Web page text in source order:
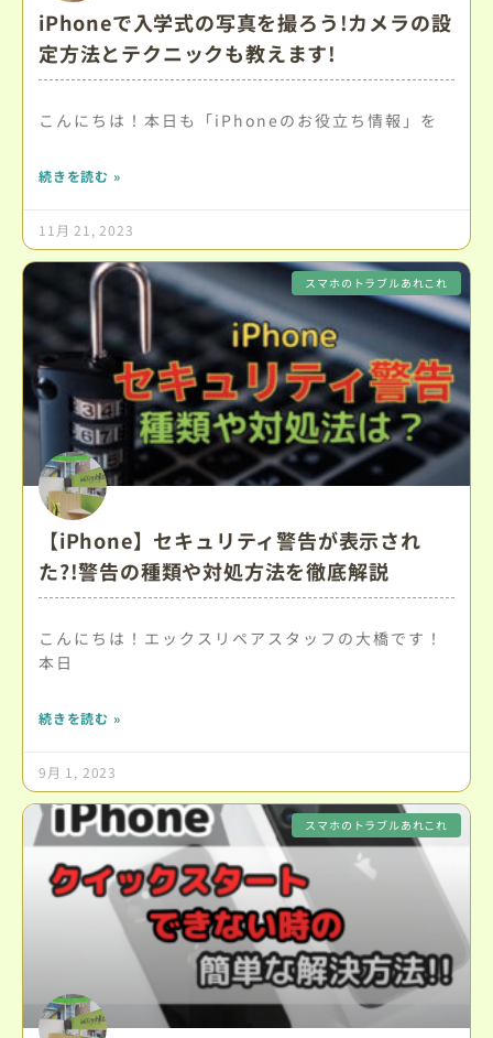
iPhoneで入学式の写真を撮ろう!カメラの設
定方法とテクニックも教えます!
こんにちは！本日も「iPhoneのお役立ち情報」を
続きを読む »
11月 21, 2023
スマホのトラブルあれこれ
【iPhone】セキュリティ警告が表示され
た?!警告の種類や対処方法を徹底解説
こんにちは！エックスリペアスタッフの大橋です！
本日
続きを読む »
9月 1, 2023
スマホのトラブルあれこれ